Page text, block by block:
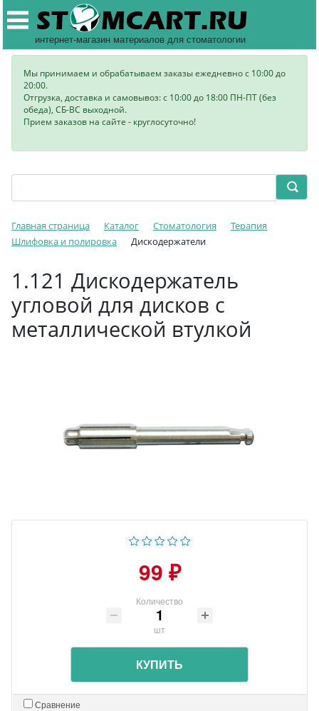
интернет-магазин материалов для стоматологии
Мы принимаем и обрабатываем заказы ежедневно с 10:00 до
20:00.
Отгрузка, доставка и самовывоз: с 10:00 до 18:00 ПН-ПТ (без
обеда), СБ-ВС выходной.
Прием заказов на сайте - круглосуточно!
Главная страница Каталог Стоматология
Терапия
Шлифовка и полировка
Дискодержатели
1.121 Дискодержатель
угловой для дисков с
металлической втулкой
99 ₽
Количество
шт
КУПИТЬ
Сравнение